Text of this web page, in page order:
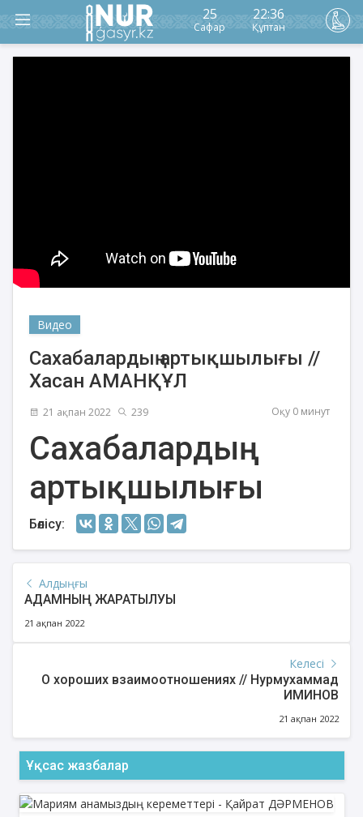
25
Сафар
22:36
Құптан
Видео
Сахабалардың артықшылығы //
Хасан АМАНҚҰЛ
21 ақпан 2022 239 Оқу 0 минут
Сахабалардың
артықшылығы
Бөлісу:
Алдыңғы
АДАМНЫҢ ЖАРАТЫЛУЫ
21 ақпан 2022
Келесі
О хороших взаимоотношениях // Нурмухаммад
ИМИНОВ
21 ақпан 2022
Ұқсас жазбалар